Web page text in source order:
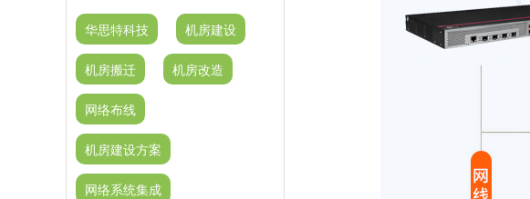
华思特科技 机房建设
机房搬迁 机房改造
网络布线
机房建设方案
网络系统集成